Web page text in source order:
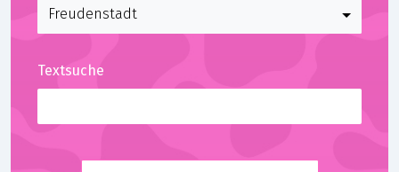
Freudenstadt
Textsuche